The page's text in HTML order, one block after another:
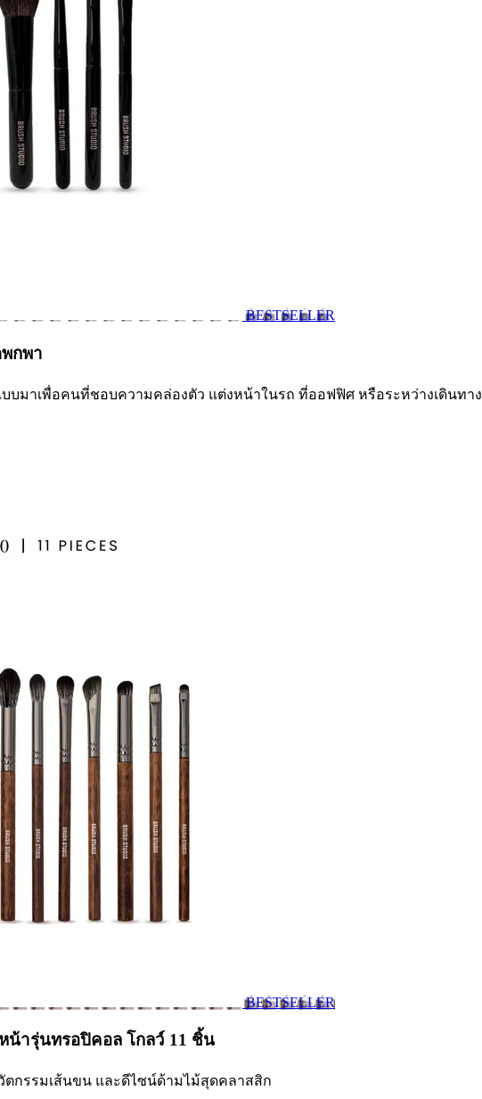
BESTSELLER
กพา
บมาเพื่อคนที่ชอบความคล่องตัว แต่งหน้าในรถ ที่ออฟฟิศ หรือระหว่างเดินทาง
BESTSELLER
น้ารุ่นทรอปิคอล โกลว์ 11 ชิ้น
ตกรรมเส้นขน และดีไซน์ด้ามไม้สุดคลาสสิก